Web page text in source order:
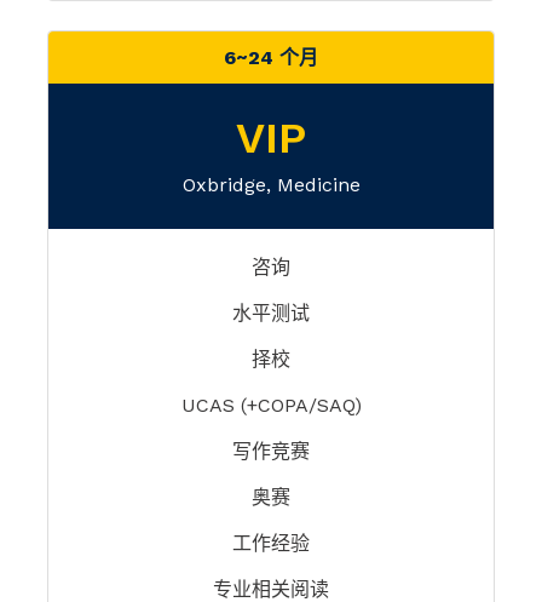
6~24 个月
VIP
Oxbridge, Medicine
咨询
水平测试
择校
UCAS (+COPA/SAQ)
写作竞赛
奥赛
工作经验
专业相关阅读